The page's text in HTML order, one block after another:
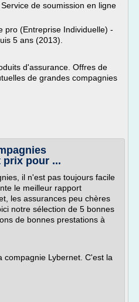
de soumission en ligne
pro (Entreprise Individuelle) -
5 ans (2013).
d'assurance. Offres de
de grandes compagnies
prix pour ...
il n'est pas toujours facile
le meilleur rapport
les assurances peu chères
notre sélection de 5 bonnes
de bonnes prestations à
compagnie Lybernet. C'est la